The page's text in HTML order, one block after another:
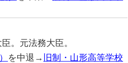
。元法務大臣。
を中退→ 旧制・山形高等学校